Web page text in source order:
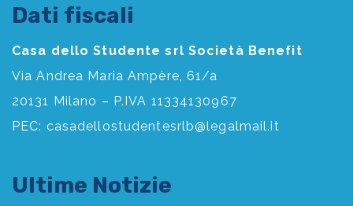
Dati fiscali
Casa dello Studente srl Società Benefit
Via Andrea Maria Ampère, 61/a
20131 Milano – P.IVA 11334130967
PEC: casadellostudentesrlb@legalmail.it
Ultime Notizie